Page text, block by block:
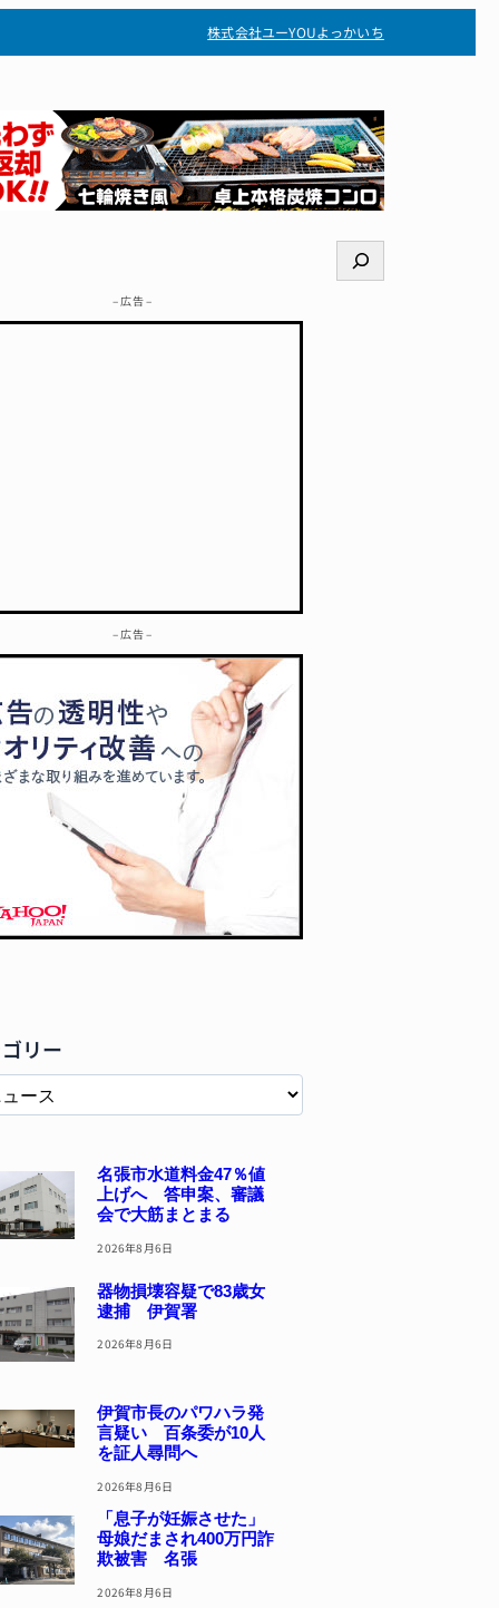
株式会社ユーYOUよっかいち
検
索
– 広告 –
– 広告 –
リー
名張市水道料金47％値
上げへ 答申案、審議
会で大筋まとまる
2026年8月6日
器物損壊容疑で83歳女
逮捕 伊賀署
2026年8月6日
伊賀市長のパワハラ発
言疑い 百条委が10人
を証人尋問へ
2026年8月6日
「息子が妊娠させた」
母娘だまされ400万円詐
欺被害 名張
2026年8月6日